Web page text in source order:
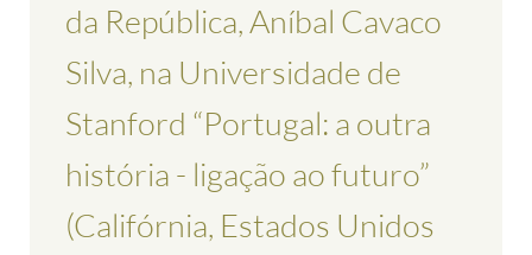
da República, Aníbal Cavaco
Silva, na Universidade de
Stanford “Portugal: a outra
história - ligação ao futuro”
(Califórnia, Estados Unidos